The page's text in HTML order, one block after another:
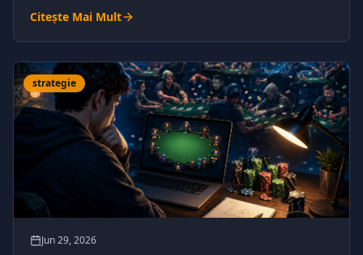
Citește Mai Mult
strategie
Jun 29, 2026